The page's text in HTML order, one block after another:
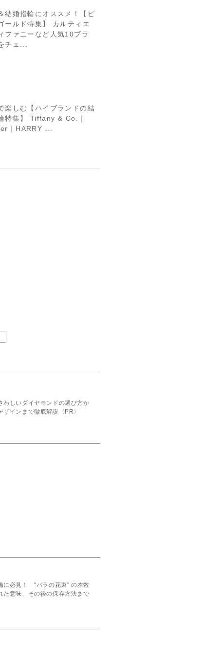
結婚指輪にオススメ！【ピ
ールド特集】 カルティエ
ファニーなど人気10ブラ
チェ...
楽しむ【ハイブランドの結
特集】 Tiffany & Co.｜
｜HARRY ...
わしいダイヤモンドの選び方か
ザインまで徹底解説〈PR〉
に必見！ "バラの花束" の本数
た意味、その後の保存方法まで